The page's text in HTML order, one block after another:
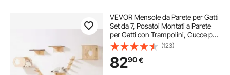
VEVOR Mensole da Parete per Gatti
Set da 7, Posatoi Montati a Parete
per Gatti con Trampolini, Cucce per
gatti, Amache, Set di Mobili da
Parete per Gatti Fino a 18,14 kg per
Dormire, Arrampicarsi
(123)
8290€